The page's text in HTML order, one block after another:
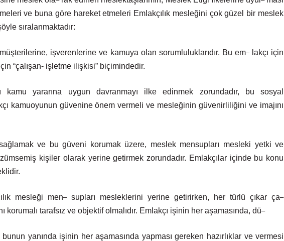
ve buna göre hareket etmeleri Emlakçılık mesleğini çok güzel bir meslek
sıra lanmaktadır:
işverenlerine ve kamuya olan sorumluluklarıdır. Bu em– lakçı için
“çalışan- işletme ilişkisi” biçimindedir.
kamu yararına uygun davranmayı ilke edinmek zorundadır, bu sosyal
kamuoyunun güvenine önem vermeli ve mesleğinin güvenirliliğini ve imajını
ve bu güveni korumak üzere, meslek mensupları mesleki yetki ve
kişiler olarak yerine getirmek zorundadır. Emlakçılar içinde bu konu
mesleği men– supları mesleklerini yerine getirirken, her türlü çıkar ça–
korumalı tarafsız ve objektif olmalıdır. Emlakçı işinin her aşamasında, dü–
bunun yanında işinin her aşamasında yapması gereken hazırlıklar ve vermesi